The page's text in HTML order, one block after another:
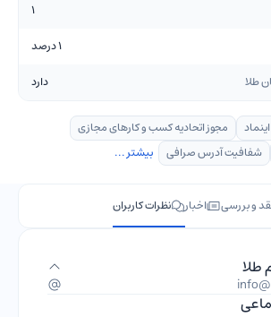
1
1 درصد
طلا
دارد
اینماد
مجوز اتحادیه کسب و کارهای مجازی
شفافیت آدرس صرافی بیشتر ...
و بررسی اخبار نظرات کاربران
طلا